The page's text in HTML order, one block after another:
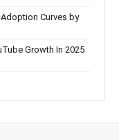
Curves by
Growth In 2025